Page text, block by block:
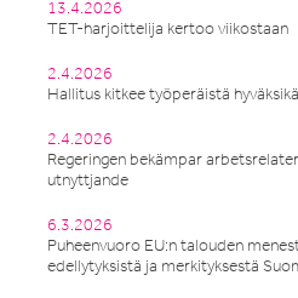
13.4.2026
TET-harjoittelija kertoo viikostaan
2.4.2026
Hallitus kitkee työperäistä
2.4.2026
Regeringen bekämpar
utnyttjande
6.3.2026
Puheenvuoro EU:n talouden
edellytyksistä ja merkityksestä